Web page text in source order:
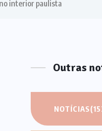
interior paulista
Outras
NOTÍCIAS